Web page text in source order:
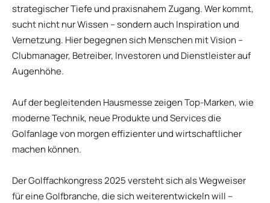
strategischer Tiefe und praxisnahem Zugang. Wer kommt,
sucht nicht nur Wissen – sondern auch Inspiration und
Vernetzung. Hier begegnen sich Menschen mit Vision –
Clubmanager, Betreiber, Investoren und Dienstleister auf
Augenhöhe.
Auf der begleitenden Hausmesse zeigen Top-Marken, wie
moderne Technik, neue Produkte und Services die
Golfanlage von morgen effizienter und wirtschaftlicher
machen können.
Der Golffachkongress 2025 versteht sich als Wegweiser
für eine Golfbranche, die sich weiterentwickeln will –